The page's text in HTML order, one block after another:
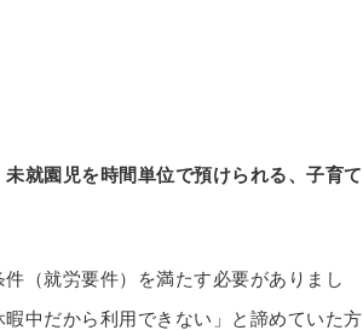
就園児を時間単位で預けられる、子育て
（就労要件）を満たす必要がありまし
中だから利用できない」と諦めていた方